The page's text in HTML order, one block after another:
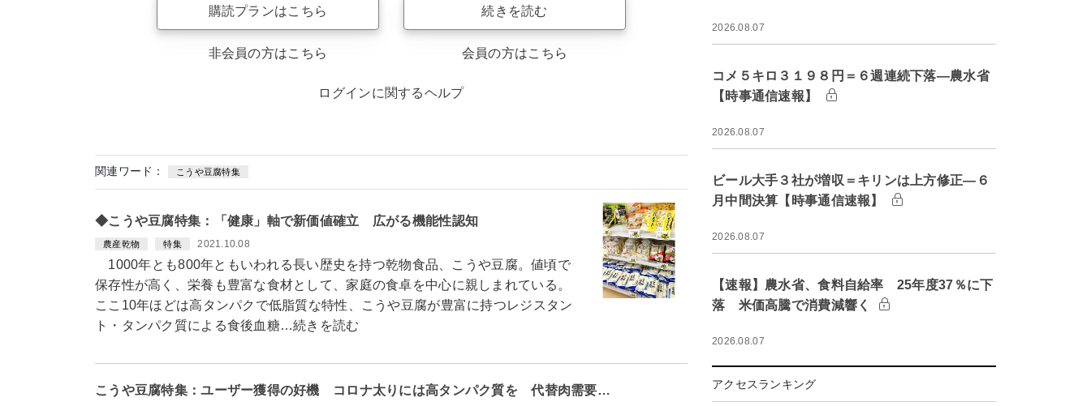
購読プランはこちら
非会員の方はこちら
続きを読む
会員の方はこちら
ログインに関するヘルプ
関連ワード： こうや豆腐特集
◆こうや豆腐特集：「健康」軸で新価値確立 広がる機能性認知
農産乾物 特集 2021.10.08
1000年とも800年ともいわれる長い歴史を持つ乾物食品、こうや豆腐。値頃で
保存性が高く、栄養も豊富な食材として、家庭の食卓を中心に親しまれている。
ここ10年ほどは高タンパクで低脂質な特性、こうや豆腐が豊富に持つレジスタン
ト・タンパク質による食後血糖…続きを読む
こうや豆腐特集：ユーザー獲得の好機 コロナ太りには高タンパク質を 代替肉需要…
2026.08.07
コメ５キロ３１９８円＝６週連続下落―農水省
【時事通信速報】
2026.08.07
ビール大手３社が増収＝キリンは上方修正―６
月中間決算【時事通信速報】
2026.08.07
【速報】農水省、食料自給率 25年度37％に下
落 米価高騰で消費減響く
2026.08.07
アクセスランキング